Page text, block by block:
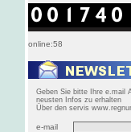
online:58
Geben Sie bitte Ihre e.mail
neusten Infos zu erhalten
Über den servis
e-mail